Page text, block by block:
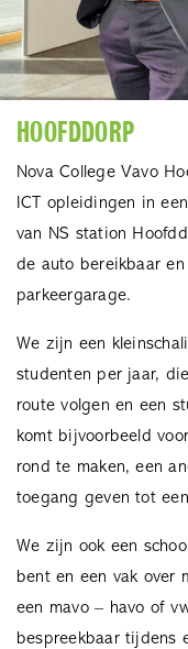
HOOFDDORP
Nova College Vavo
ICT opleidingen in
van NS station
de auto bereikbaar
parkeergarage.
We zijn een
studenten per jaar,
route volgen en een
komt bijvoorbeeld
rond te maken, een
toegang geven tot
We zijn ook een
bent en een vak over
een mavo – havo of
bespreekbaar tijdens